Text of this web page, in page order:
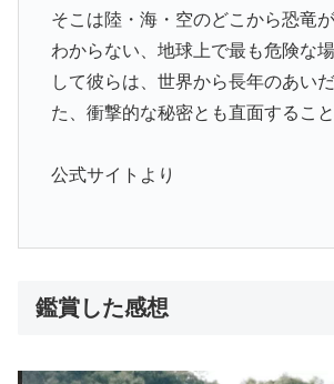
そこは陸・海・空のどこから恐竜
わからない、地球上で最も危険な
して彼らは、世界から長年のあい
た、衝撃的な秘密とも直面するこ
公式サイトより
鑑賞した感想